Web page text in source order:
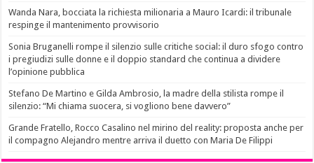
Wanda Nara, bocciata la richiesta milionaria a Mauro Icardi: il tribunale
respinge il mantenimento provvisorio
Sonia Bruganelli rompe il silenzio sulle critiche social: il duro sfogo contro
i pregiudizi sulle donne e il doppio standard che continua a dividere
l’opinione pubblica
Stefano De Martino e Gilda Ambrosio, la madre della stilista rompe il
silenzio: “Mi chiama suocera, si vogliono bene davvero”
Grande Fratello, Rocco Casalino nel mirino del reality: proposta anche per
il compagno Alejandro mentre arriva il duetto con Maria De Filippi